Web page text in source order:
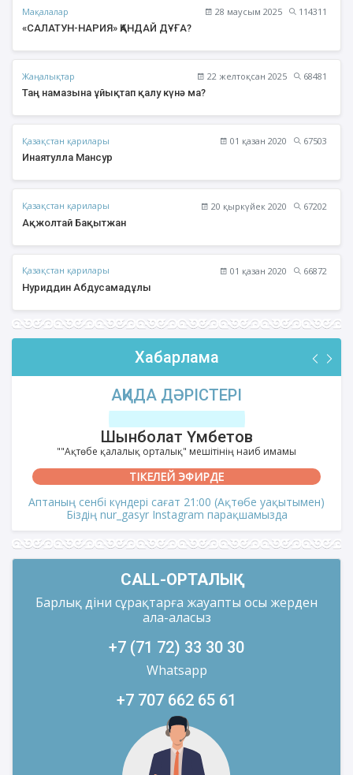
Мақалалар 28 маусым 2025
114311
«САЛАТУН-НАРИЯ» ҚАНДАЙ ДҰҒА?
Жаңалықтар 22 желтоқсан 2025
68481
Таң намазына ұйықтап қалу күнә ма?
Қазақстан қарилары 01 қазан 2020
67503
Инаятулла Мансур
Қазақстан қарилары 20 қыркүйек 2020
67202
Ақжолтай Бақытжан
Қазақстан қарилары 01 қазан 2020
66872
Нуриддин Абдусамадұлы
Хабарлама
АҚИДА ДӘРІСТЕРІ
Шынболат Үмбетов
""Ақтөбе қалалық орталық" мешітінің наиб имамы
ТІКЕЛЕЙ ЭФИРДЕ
Аптаның сенбі күндері сағат 21:00 (Ақтөбе уақытымен)
Біздің nur_gasyr Instagram парақшамызда
CALL-ОРТАЛЫҚ
Барлық діни сұрақтарға жауапты осы жерден
ала-аласыз
+7 (71 72) 33 30 30
Whatsapp
+7 707 662 65 61